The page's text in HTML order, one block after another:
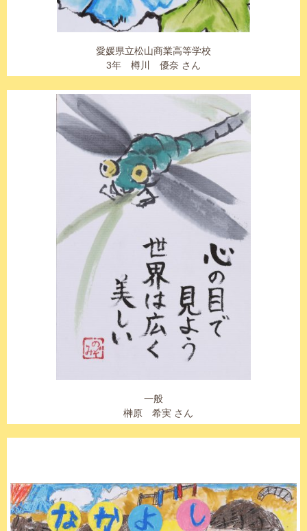
愛媛県立松山商業高等学校
3年 樽川 優奈 さん
一般
榊原 希実 さん